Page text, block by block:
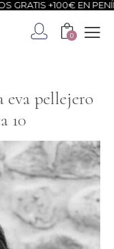
+100€ EN
0
pellejero
10